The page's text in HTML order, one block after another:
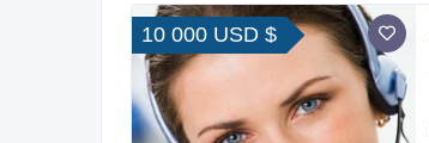
10 000 USD $